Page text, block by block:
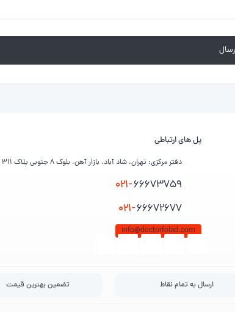
پل های ارتباطی
دفتر مرکزی: تهران، شاد آباد، بازار آهن، بلوک ۸ جنوبی پلاک ۳۱۱
021-66673759
021-66672677
info@doctorfolad.com
ارسال به تمام نقاط تضمین بهترین قیمت